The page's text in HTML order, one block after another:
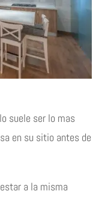
suele ser lo mas
en su sitio antes de
a la misma